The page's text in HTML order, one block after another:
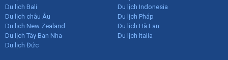
Du lịch Bali
Du lịch châu Âu
Du lịch New Zealand
Du lịch Tây Ban Nha
Du lịch Đức
Du lịch Indonesia
Du lịch Pháp
Du lịch Hà Lan
Du lịch Italia